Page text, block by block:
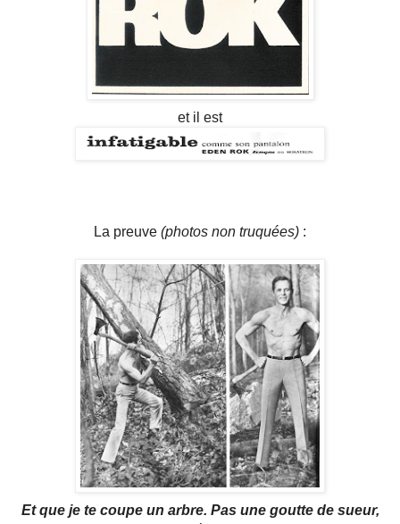
et il est
La preuve (photos non truquées) :
Et que je te coupe un arbre. Pas une goutte de sueur,